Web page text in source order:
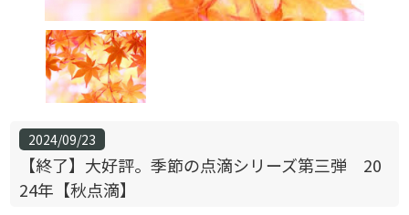
2024/09/23
【終了】大好評。季節の点滴シリーズ第三弾 20
24年【秋点滴】